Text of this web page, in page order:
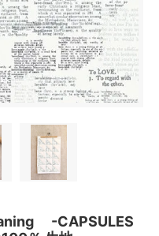
-CAPSULES